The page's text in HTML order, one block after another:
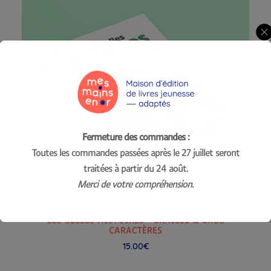
produitLES BELLES HISTOIRES - BRAILLE & GROS
CARACTÈRES
15.00€
Fermeture des commandes :
Toutes les commandes passées après le 27 juillet seront
traitées à partir du 24 août.
Merci de votre compréhension.